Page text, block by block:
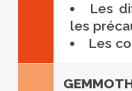
Les
les
Les